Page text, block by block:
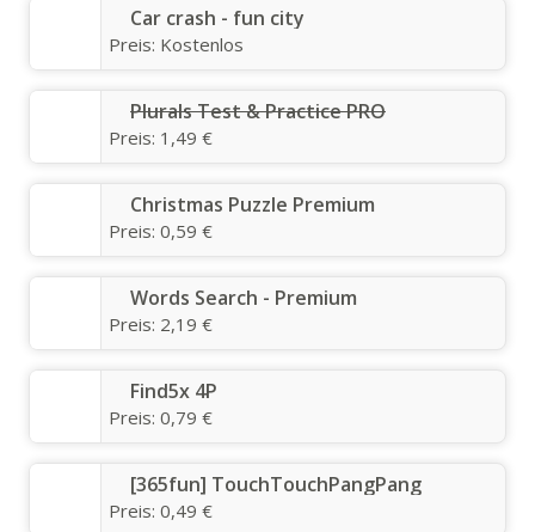
Car crash - fun city
Preis: Kostenlos
Plurals Test & Practice PRO
Preis: 1,49 €
Christmas Puzzle Premium
Preis: 0,59 €
Words Search - Premium
Preis: 2,19 €
Find5x 4P
Preis: 0,79 €
[365fun] TouchTouchPangPang
Preis: 0,49 €